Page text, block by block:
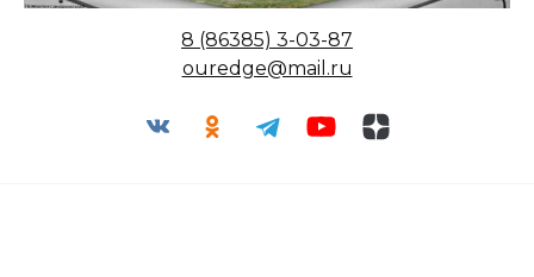
8 (86385) 3-03-87
ouredge@mail.ru